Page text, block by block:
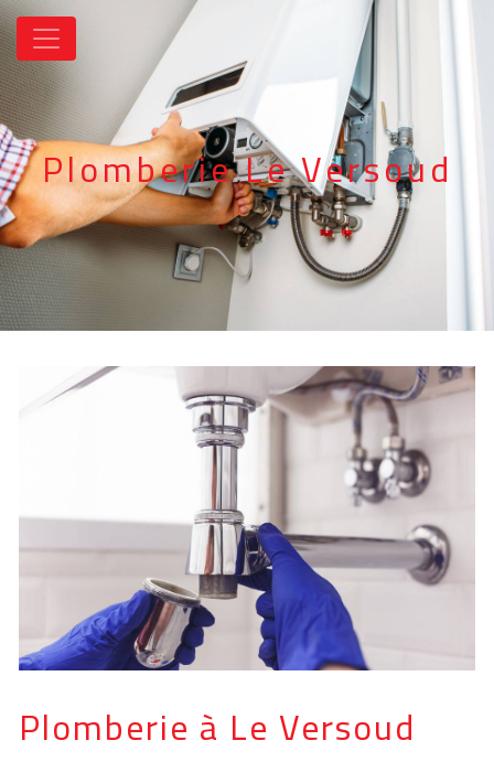
Panneau de gestion des cookies
Plomberie Le Versoud
Plomberie à Le Versoud